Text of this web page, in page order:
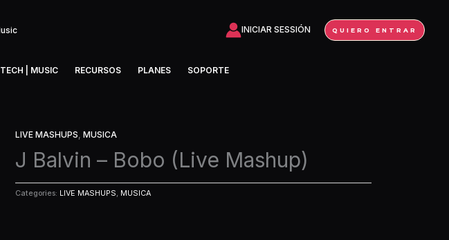
INICIAR SESSIÓN QUIERO ENTRAR
TECH | MUSIC RECURSOS PLANES SOPORTE
LIVE MASHUPS, MUSICA
J Balvin – Bobo (Live Mashup)
Categories: LIVE MASHUPS, MUSICA